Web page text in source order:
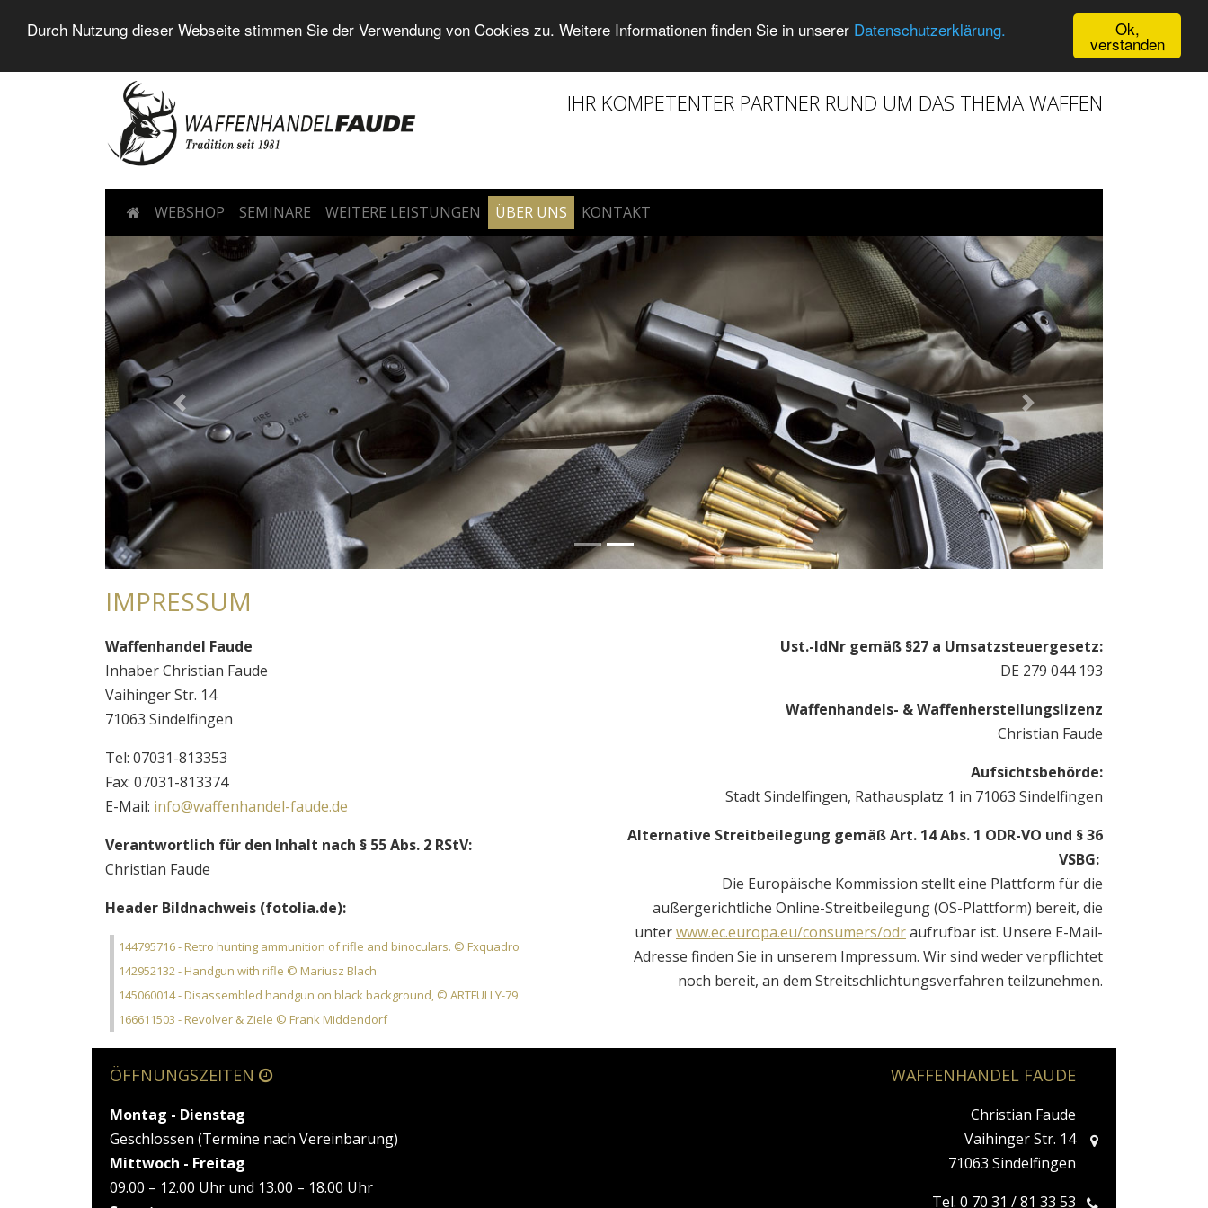
Ok,
verstanden
Durch Nutzung dieser Webseite stimmen Sie der Verwendung von Cookies zu. Weitere Informationen finden Sie in unserer Datenschutzerklärung.
IHR KOMPETENTER PARTNER RUND UM DAS THEMA WAFFEN
WEBSHOP SEMINARE WEITERE LEISTUNGEN ÜBER UNS KONTAKT
Previous Next
IMPRESSUM
Waffenhandel Faude
Inhaber Christian Faude
Vaihinger Str. 14
71063 Sindelfingen
Tel: 07031-813353
Fax: 07031-813374
E-Mail: info@waffenhandel-faude.de
Verantwortlich für den Inhalt nach § 55 Abs. 2 RStV:
Christian Faude
Header Bildnachweis (fotolia.de):
144795716 - Retro hunting ammunition of rifle and binoculars. © Fxquadro
142952132 - Handgun with rifle © Mariusz Blach
145060014 - Disassembled handgun on black background, © ARTFULLY-79
166611503 - Revolver & Ziele © Frank Middendorf
Ust.-IdNr gemäß §27 a Umsatzsteuergesetz:
DE 279 044 193
Waffenhandels- & Waffenherstellungslizenz
Christian Faude
Aufsichtsbehörde:
Stadt Sindelfingen, Rathausplatz 1 in 71063 Sindelfingen
Alternative Streitbeilegung gemäß Art. 14 Abs. 1 ODR-VO und § 36
VSBG:
Die Europäische Kommission stellt eine Plattform für die
außergerichtliche Online-Streitbeilegung (OS-Plattform) bereit, die
unterwww.ec.europa.eu/consumers/odraufrufbar ist. Unsere E-Mail-
Adresse finden Sie in unserem Impressum. Wir sind weder verpflichtet
noch bereit, an dem Streitschlichtungsverfahren teilzunehmen.
ÖFFNUNGSZEITEN
Montag - Dienstag
Geschlossen (Termine nach Vereinbarung)
Mittwoch - Freitag
09.00 – 12.00 Uhr und 13.00 – 18.00 Uhr
WAFFENHANDEL FAUDE
Christian Faude
Vaihinger Str. 14
71063 Sindelfingen
Tel. 0 70 31 / 81 33 53